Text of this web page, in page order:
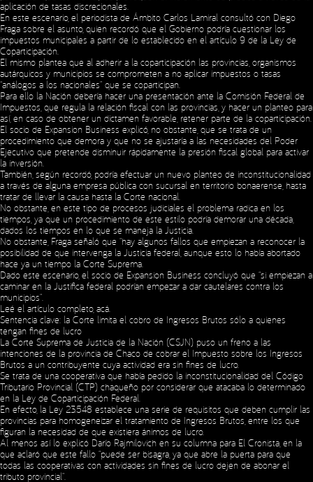
aplicación de tasas discrecionales.
En este escenario, el periodista de Ámbito Carlos Lamiral consultó con Diego
Fraga sobre el asunto, quien recordó que el Gobierno podría cuestionar los
impuestos municipales a partir de lo establecido en el artículo 9 de la Ley de
Coparticipación.
El mismo plantea que al adherir a la coparticipación las provincias, organismos
autárquicos y municipios se comprometen a no aplicar impuestos o tasas
“análogos a los nacionales” que se coparticipan.
Para ello la Nación debería hacer una presentación ante la Comisión Federal de
Impuestos, que regula la relación fiscal con las provincias, y hacer un planteo para
así, en caso de obtener un dictamen favorable, retener parte de la coparticipación.
El socio de Expansion Business explicó, no obstante, que se trata de un
procedimiento que demora y que no se ajustaría a las necesidades del Poder
Ejecutivo que pretende disminuir rápidamente la presión fiscal global para activar
la inversión.
También, según recordó, podría efectuar un nuevo planteo de inconstitucionalidad
a través de alguna empresa pública con sucursal en territorio bonaerense, hasta
tratar de llevar la causa hasta la Corte nacional.
No obstante, en este tipo de procesos judiciales el problema radica en los
tiempos, ya que un procedimiento de este estilo podría demorar una década,
dados los tiempos en lo que se maneja la Justicia.
No obstante, Fraga señaló que “hay algunos fallos que empiezan a reconocer la
posibilidad de que intervenga la Justicia federal, aunque esto lo había abortado
hace ya un tiempo la Corte Suprema.
Dado este escenario, el socio de Expansion Business concluyó que “si empiezan a
caminar en la Justifica federal podrían empezar a dar cautelares contra los
municipios”.
Leé el artículo completo, acá
Sentencia clave: la Corte limita el cobro de Ingresos Brutos sólo a quienes
tengan fines de lucro
La Corte Suprema de Justicia de la Nación (CSJN) puso un freno a las
intenciones de la provincia de Chaco de cobrar el Impuesto sobre los Ingresos
Brutos a un contribuyente cuya actividad era sin fines de lucro.
Se trata de una cooperativa que había pedido la inconstitucionalidad del Código
Tributario Provincial (CTP) chaqueño por considerar que atacaba lo determinado
en la Ley de Coparticipación Federal.
En efecto, la Ley 23.548 establece una serie de requisitos que deben cumplir las
provincias para homogeneizar el tratamiento de Ingresos Brutos, entre los que
figuran la necesidad de que existiera ánimos de lucro.
Al menos así lo explicó Darío Rajmilovich en su columna para El Cronista, en la
que aclaró que este fallo “puede ser bisagra, ya que abre la puerta para que
todas las cooperativas con actividades sin fines de lucro dejen de abonar el
tributo provincial”.Copyright © 2023 Expansion.
Social Media